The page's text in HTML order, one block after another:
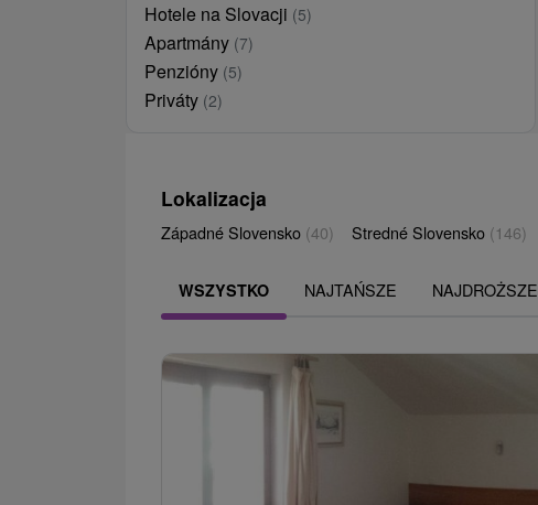
Hotele na Slovacji (5)
Apartmány (7)
Penzióny (5)
Priváty (2)
Lokalizacja
Západné Slovensko (40) Stredné Slovensko (146)
WSZYSTKO NAJTAŃSZE NAJDROŻSZE